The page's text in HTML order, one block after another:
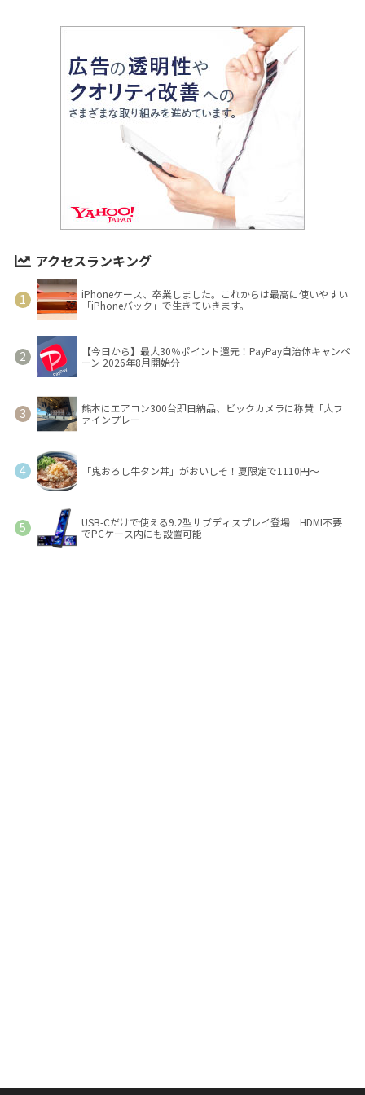
アクセスランキング
iPhoneケース、卒業しました。これからは最高に使いやすい
「iPhoneバック」で生きていきます。
【今日から】最大30％ポイント還元！PayPay自治体キャンペ
ーン 2026年8月開始分
熊本にエアコン300台即日納品、ビックカメラに称賛「大フ
ァインプレー」
「鬼おろし牛タン丼」がおいしそ！夏限定で1110円～
USB-Cだけで使える9.2型サブディスプレイ登場 HDMI不要
でPCケース内にも設置可能